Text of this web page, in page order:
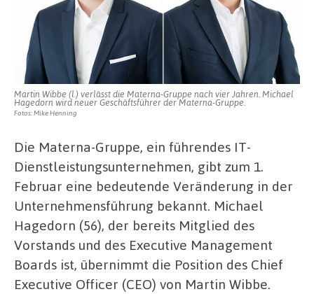
Geschäftsführer
Martin Wibbe (l.) verlässt die Materna-Gruppe nach vier Jahren. Michael
Hagedorn wird neuer Geschäftsführer der Materna-Gruppe.
Fotos: Mike Henning
Die Materna-Gruppe, ein führendes IT-
Dienstleistungsunternehmen, gibt zum 1.
Februar eine bedeutende Veränderung in der
Unternehmensführung bekannt. Michael
Hagedorn (56), der bereits Mitglied des
Vorstands und des Executive Management
Boards ist, übernimmt die Position des Chief
Executive Officer (CEO) von Martin Wibbe.